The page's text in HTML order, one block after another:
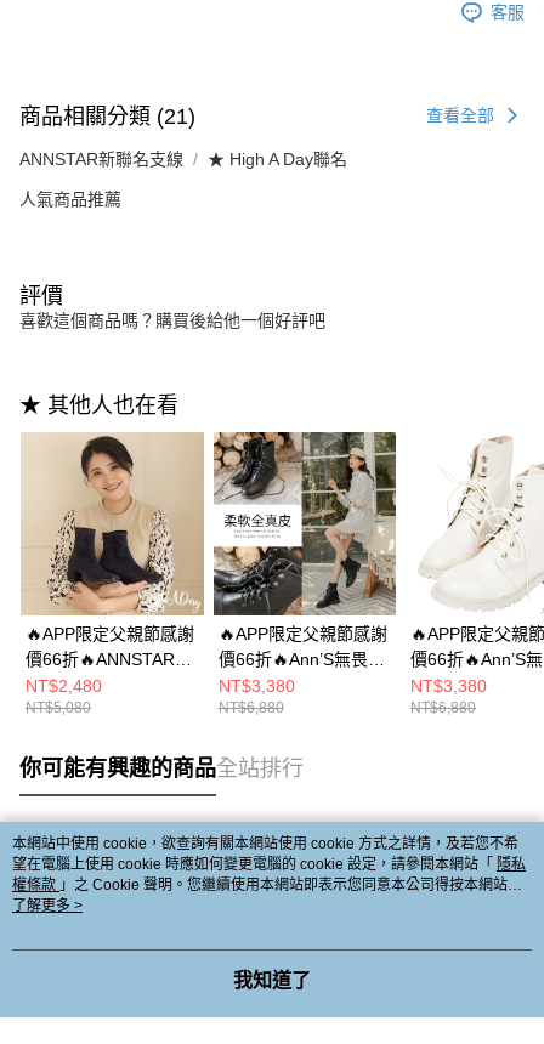
客服
商品相關分類 (21) 查看全部
ANNSTAR新聯名支線 ★ High A Day聯名
人氣商品推薦
評價
喜歡這個商品嗎？購買後給他一個好評吧
★ 其他人也在看
🔥APP限定父親節感謝
價66折🔥ANNSTAR
High a day聯名-無常
之美防水麂皮絨素面短
NT$2,480
NT$5,080
🔥APP限定父親節感謝
價66折🔥Ann’S無畏經
典-帥氣6孔綁帶小羊皮
短靴3.5cm-黑
NT$3,380
NT$6,880
🔥APP限定父親
價66折🔥Ann’S
典-帥氣6孔綁帶
短靴3.5cm-白
NT$3,380
NT$6,880
你可能有興趣的商品全站排行
熱門標籤
本網站中使用 cookie，欲查詢有關本網站使用 cookie 方式之詳情，及若您不希
望在電腦上使用 cookie 時應如何變更電腦的 cookie 設定，請參閱本網站「 隱私
權條款 」之 Cookie 聲明。您繼續使用本網站即表示您同意本公司得按本網站使
用條款之 Cookie 聲明使用 cookie。
了解更多 >
我知道了